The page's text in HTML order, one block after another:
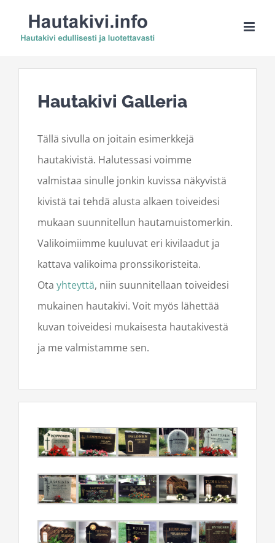
Hautakivi Galleria
Tällä sivulla on joitain esimerkkejä
hautakivistä. Halutessasi voimme
valmistaa sinulle jonkin kuvissa näkyvistä
kivistä tai tehdä alusta alkaen toiveidesi
mukaan suunnitellun hautamuistomerkin.
Valikoimiimme kuuluvat eri kivilaadut ja
kattava valikoima pronssikoristeita.
Ota yhteyttä, niin suunnitellaan toiveidesi
mukainen hautakivi. Voit myös lähettää
kuvan toiveidesi mukaisesta hautakivestä
ja me valmistamme sen.